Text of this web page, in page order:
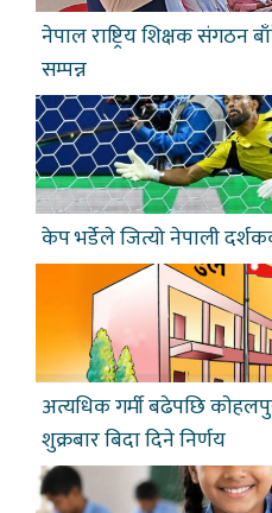
नेपाल राष्ट्रिय शिक्षक
सम्पन्न
केप भर्डेले जित्यो नेपाली
अत्यधिक गर्मी बढेपछि
शुक्रबार बिदा दिने निर्णय